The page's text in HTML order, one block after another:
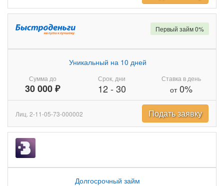
Сумма до
30 000 ₽
Уникальный на 10 дней
Срок, дни
12- 30
Ставка в день
от0%
Первый займ 0%
Лиц. 2-11-05-73-000002 Подать заявку
Долгосрочный займ